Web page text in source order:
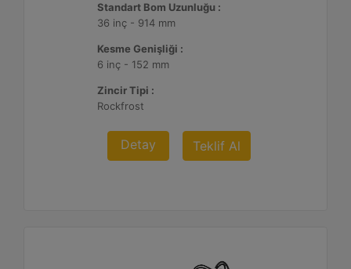
Standart Bom Uzunluğu :
36 inç - 914 mm
Kesme Genişliği :
6 inç - 152 mm
Zincir Tipi :
Rockfrost
Detay Teklif Al